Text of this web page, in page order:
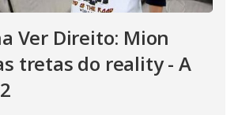
Ver Direito: Mion
tretas do reality - A